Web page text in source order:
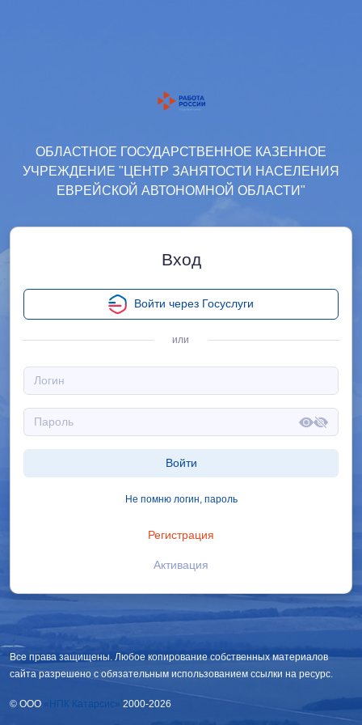
ОБЛАСТНОЕ ГОСУДАРСТВЕННОЕ КАЗЕННОЕ
УЧРЕЖДЕНИЕ "ЦЕНТР ЗАНЯТОСТИ НАСЕЛЕНИЯ
ЕВРЕЙСКОЙ АВТОНОМНОЙ ОБЛАСТИ"
Вход
Войти через Госуслуги
или
Войти
Не помню логин, пароль
Регистрация
Активация
Все права защищены. Любое копирование собственных материалов
сайта разрешено с обязательным использованием ссылки на ресурс.
© OOO «НПК Катарсис» 2000-2026